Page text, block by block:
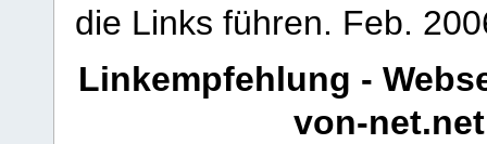
die Links führen. Feb.
Linkempfehlung -
von-net.net